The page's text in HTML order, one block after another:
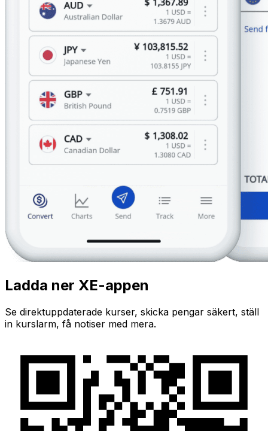
Ladda ner XE-appen
Se direktuppdaterade kurser, skicka pengar säkert, ställ
in kurslarm, få notiser med mera.